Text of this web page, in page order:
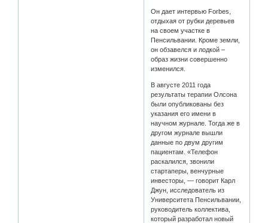
Он дает интервью Forbes,
отдыхая от рубки деревьев
на своем участке в
Пенсильвании. Кроме земли,
он обзавелся и лодкой –
образ жизни совершенно
изменился.
В августе 2011 года
результаты терапии Олсона
были опубликованы без
указания его имени в
научном журнале. Тогда же в
другом журнале вышли
данные по двум другим
пациентам. «Телефон
раскалился, звонили
стартаперы, венчурные
инвесторы, — говорит Карл
Джун, исследователь из
Университета Пенсильвании,
руководитель коллектива,
который разработал новый